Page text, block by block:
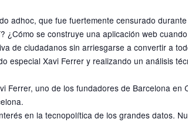
adhoc, que fue fuertemente censurado
¿Cómo se construye una aplicación web
de ciudadanos sin arriesgarse a convertir a
especial Xavi Ferrer y realizando un análisis
Ferrer, uno de los fundadores de Barcelona
en la tecnopolítica de los grandes datos.